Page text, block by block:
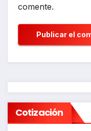
comente.
Cotización